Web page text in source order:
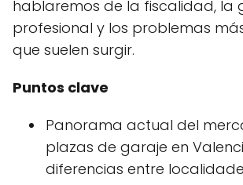
hablaremos de la fiscalidad, la
profesional y los problemas
que suelen surgir.
Puntos clave
Panorama actual del
plazas de garaje en
diferencias entre